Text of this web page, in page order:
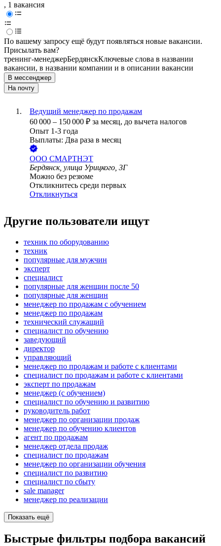
, 1 вакансия
По вашему запросу ещё будут появляться новые вакансии.
Присылать вам?
тренинг-менеджерБердянскКлючевые слова в названии
вакансии, в названии компании и в описании вакансии
В мессенджер
На почту
Ведущий менеджер по продажам
60 000 – 150 000 ₽ за месяц, до вычета налогов
Опыт 1-3 года
Выплаты: Два раза в месяц
ООО СМАРТНЭТ
Бердянск, улица Урицкого, 3Г
Можно без резюме
Откликнитесь среди первых
Откликнуться
Другие пользователи ищут
техник по оборудованию
техник
популярные для мужчин
эксперт
специалист
популярные для женщин после 50
популярные для женщин
менеджер по продажам с обучением
менеджер по продажам
технический служащий
специалист по обучению
заведующий
директор
управляющий
менеджер по продажам и работе с клиентами
специалист по продажам и работе с клиентами
эксперт по продажам
менеджер (с обучением)
специалист по обучению и развитию
руководитель работ
менеджер по организации продаж
менеджер по обучению клиентов
агент по продажам
менеджер отдела продаж
специалист по продажам
менеджер по организации обучения
специалист по развитию
специалист по сбыту
sale manager
менеджер по реализации
Показать ещё
Быстрые фильтры подбора вакансий